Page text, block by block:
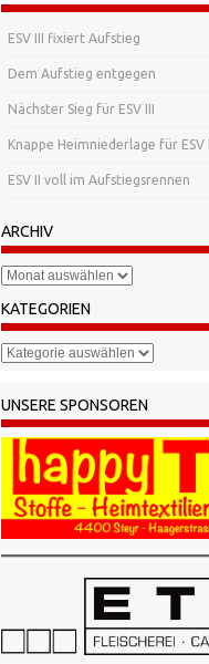
ESV III fixiert Aufstieg
Dem Aufstieg entgegen
Nächster Sieg für ESV III
Knappe Heimniederlage für ESV II
ESV II voll im Aufstiegsrennen
ARCHIV
Archiv
KATEGORIEN
Kategorien
UNSERE SPONSOREN